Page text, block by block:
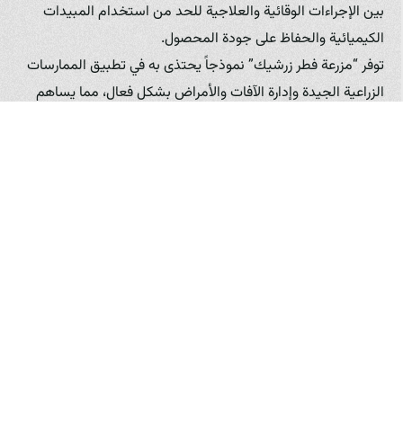
بين الإجراءات الوقائية والعلاجية للحد من استخدام المبيدات
الكيميائية والحفاظ على جودة المحصول.
توفر “مزرعة فطر زرشيك” نموذجاً يحتذى به في تطبيق الممارسات
الزراعية الجيدة وإدارة الآفات والأمراض بشكل فعال، مما يساهم